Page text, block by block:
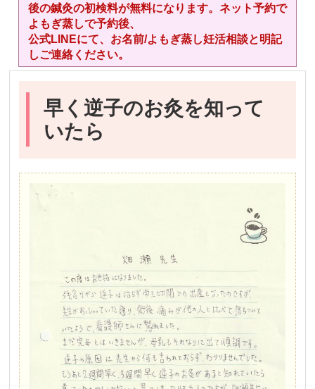
後の鍼灸の初検料が無料になります。ネット予約で
よもぎ蒸しで予約後、
公式LINEにて、お名前/よもぎ蒸し妊活相談と明記
しご連絡ください。
早く逆子のお灸を知って
いたら